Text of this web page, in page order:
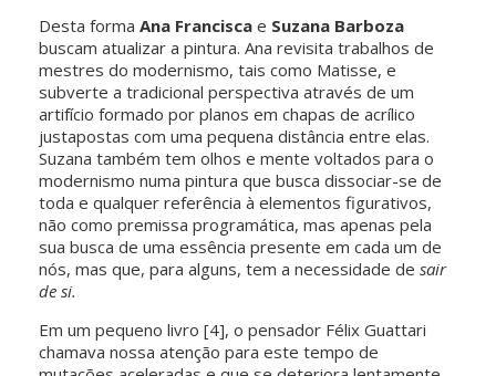
Desta forma Ana Francisca e Suzana Barboza
buscam atualizar a pintura. Ana revisita trabalhos de
mestres do modernismo, tais como Matisse, e
subverte a tradicional perspectiva através de um
artifício formado por planos em chapas de acrílico
justapostas com uma pequena distância entre elas.
Suzana também tem olhos e mente voltados para o
modernismo numa pintura que busca dissociar-se de
toda e qualquer referência à elementos figurativos,
não como premissa programática, mas apenas pela
sua busca de uma essência presente em cada um de
nós, mas que, para alguns, tem a necessidade de sair
de si.
Em um pequeno livro [4], o pensador Félix Guattari
chamava nossa atenção para este tempo de